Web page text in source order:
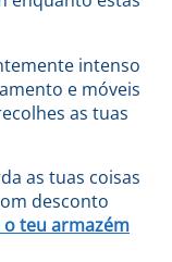
intenso
e móveis
as tuas
as tuas coisas
desconto
o teu armazém